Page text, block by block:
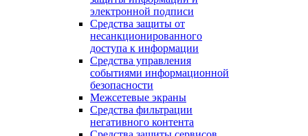
электронной подписи
Средства защиты от
несанкционированного
доступа к информации
Средства управления
событиями информационной
безопасности
Межсетевые экраны
Средства фильтрации
негативного контента